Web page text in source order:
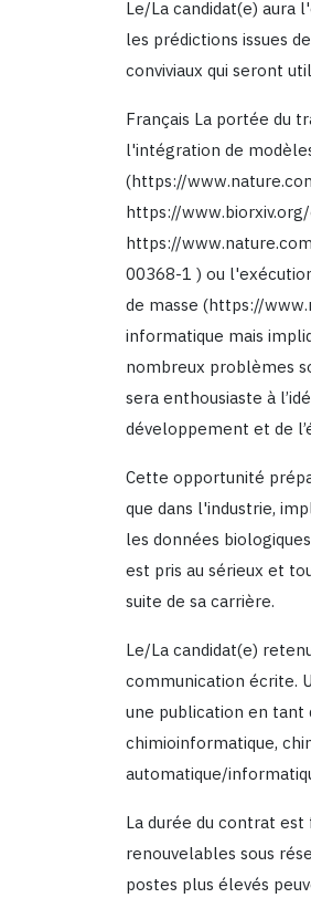
Le/La candidat(e)
les prédictions issues
conviviaux qui seront
Français La portée du
l'intégration de
(https://
https://
https://
00368-1 ) ou
de masse (https://
informatique mais
nombreux problèmes
sera enthousiaste à
développement et de
Cette opportunité
que dans l'industrie,
les données
est pris au sérieux et
suite de sa carrière.
Le/La candidat(e)
communication écrite.
une publication en tant
chimioinformatique,
automatique/
La durée du contrat
renouvelables sous
postes plus élevés